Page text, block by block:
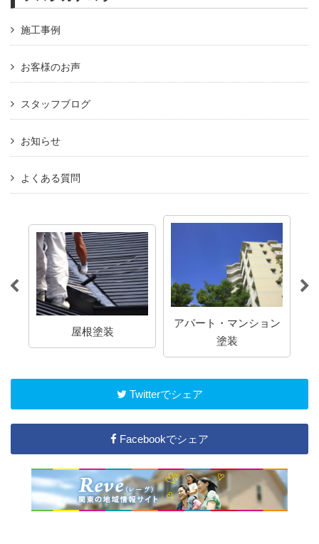
施工事例
お客様のお声
スタッフブログ
お知らせ
よくある質問
屋根塗装
アパート・マンション
塗装
Twitterでシェア
Facebookでシェア